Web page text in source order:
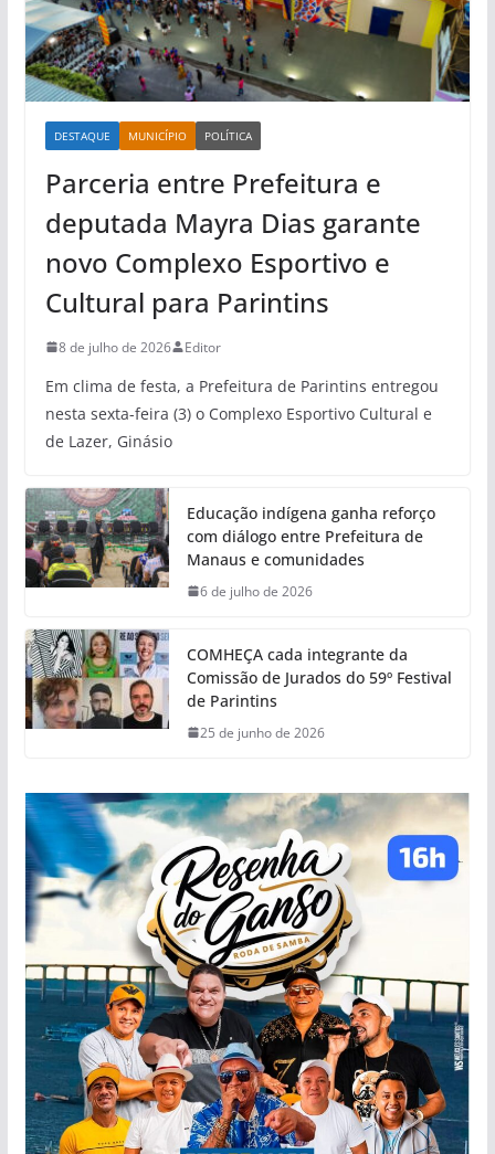
DESTAQUE MUNICÍPIO POLÍTICA
Parceria entre Prefeitura e
deputada Mayra Dias garante
novo Complexo Esportivo e
Cultural para Parintins
8 de julho de 2026 Editor
Em clima de festa, a Prefeitura de Parintins entregou
nesta sexta-feira (3) o Complexo Esportivo Cultural e
de Lazer, Ginásio
Educação indígena ganha reforço
com diálogo entre Prefeitura de
Manaus e comunidades
6 de julho de 2026
COMHEÇA cada integrante da
Comissão de Jurados do 59º Festival
de Parintins
25 de junho de 2026